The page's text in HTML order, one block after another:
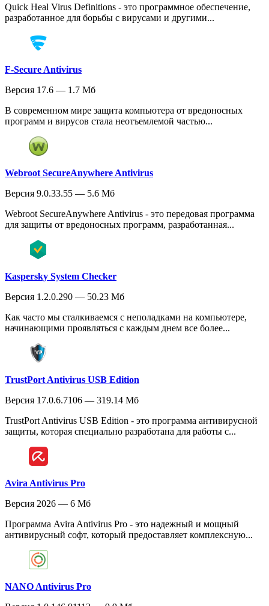
Quick Heal Virus Definitions - это программное обеспечение,
разработанное для борьбы с вирусами и другими...
F-Secure Antivirus
Версия 17.6 — 1.7 Мб
В современном мире защита компьютера от вредоносных
программ и вирусов стала неотъемлемой частью...
Webroot SecureAnywhere Antivirus
Версия 9.0.33.55 — 5.6 Мб
Webroot SecureAnywhere Antivirus - это передовая программа
для защиты от вредоносных программ, разработанная...
Kaspersky System Checker
Версия 1.2.0.290 — 50.23 Мб
Как часто мы сталкиваемся с неполадками на компьютере,
начинающими проявляться с каждым днем все более...
TrustPort Antivirus USB Edition
Версия 17.0.6.7106 — 319.14 Мб
TrustPort Antivirus USB Edition - это программа антивирусной
защиты, которая специально разработана для работы с...
Avira Antivirus Pro
Версия 2026 — 6 Мб
Программа Avira Antivirus Pro - это надежный и мощный
антивирусный софт, который предоставляет комплексную...
NANO Antivirus Pro